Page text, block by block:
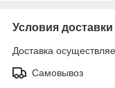
Условия доставки
Доставка
Самовывоз